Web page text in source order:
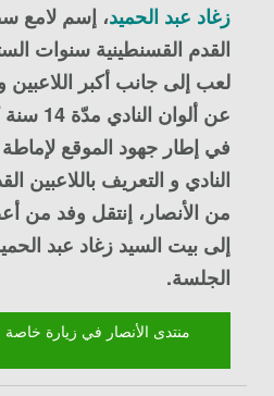
زغاد عبد الحميد، إسم لامع
القدم القسنطينية سنوات
لعب إلى جانب أكبر
عن ألوان النادي مدّة 14 سنة كاملة.
في إطار جهود الموقع لإماطة
النادي و التعريف باللاعبين
من الأنصار، إنتقل وفد من
إلى بيت السيد زغاد عبد
الجلسة.